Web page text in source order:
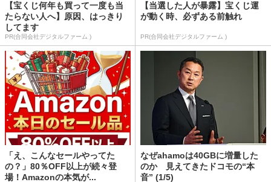
【宝くじ何年も買って一度も当
たらない人へ】原因、はっきり
してます
PR(合同会社デジタルファーム )
【当選した人が暴露】宝くじ運
が動く時、必ずある前触れ
PR(合同会社デジタルファーム )
「え、こんなセールやってた
の？」80％OFF以上が続々登
場！Amazonの本気が...
なぜahamoは40GBに増量した
のか 見えてきたドコモの“本
音” (1/5)